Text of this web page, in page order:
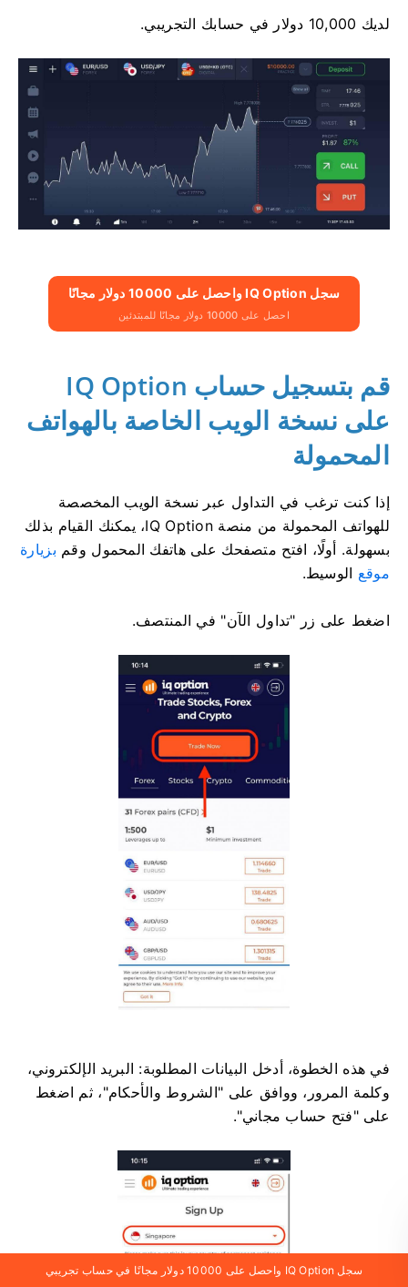
لديك 10,000 دولار في حسابك التجريبي.
سجل IQ Option واحصل على 10000 دولار مجانًا
احصل على 10000 دولار مجانًا للمبتدئين
قم بتسجيل حساب IQ Option
على نسخة الويب الخاصة بالهواتف
المحمولة
إذا كنت ترغب في التداول عبر نسخة الويب المخصصة
للهواتف المحمولة من منصة IQ Option، يمكنك القيام بذلك
بسهولة. أولًا، افتح متصفحك على هاتفك المحمول وقم بزيارة
موقع الوسيط.
اضغط على زر "تداول الآن" في المنتصف.
في هذه الخطوة، أدخل البيانات المطلوبة: البريد الإلكتروني،
وكلمة المرور، ووافق على "الشروط والأحكام"، ثم اضغط
على "فتح حساب مجاني".
سجل IQ Option واحصل على 10000 دولار مجانًا في حساب تجريبي